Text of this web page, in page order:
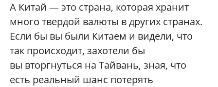
А Китай — это страна, которая хранит
много твердой валюты в других странах.
Если бы вы были Китаем и видели, что
так происходит, захотели бы
вы вторгнуться на Тайвань, зная, что
есть реальный шанс потерять